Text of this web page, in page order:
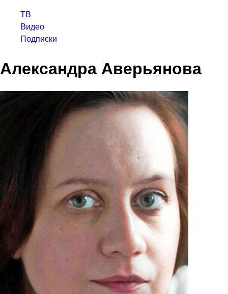
ТВ
Видео
Подписки
Александра Аверьянова